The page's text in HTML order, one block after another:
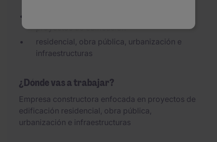
proyectos de edificación
residencial, obra pública, urbanización e
infraestructuras
¿Dónde vas a trabajar?
Empresa constructora enfocada en proyectos de
edificación residencial, obra pública,
urbanización e infraestructuras